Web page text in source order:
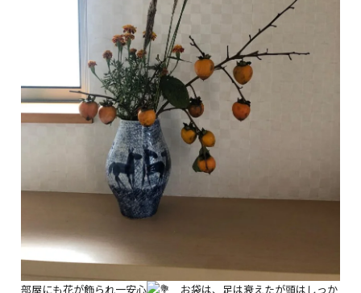
部屋にも花が飾られ一安心
お袋は、足は衰えたが頭はしっか